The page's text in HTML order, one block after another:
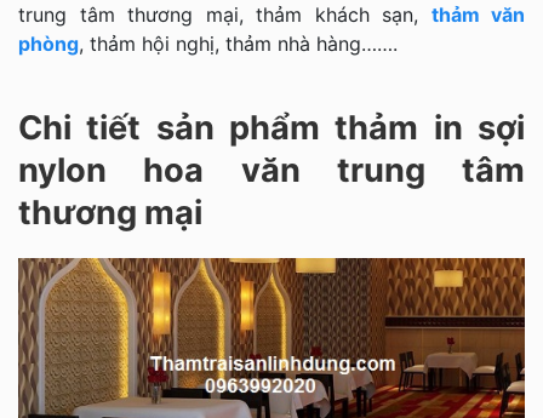
trung tâm thương mại, thảm khách sạn, thảm văn
phòng, thảm hội nghị, thảm nhà hàng…….
Chi tiết sản phẩm thảm in sợi
nylon hoa văn trung tâm
thương mại